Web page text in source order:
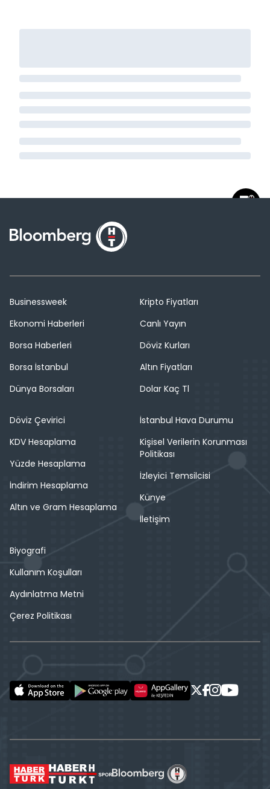
Businessweek
Ekonomi Haberleri
Borsa Haberleri
Borsa İstanbul
Dünya Borsaları
Kripto Fiyatları
Canlı Yayın
Döviz Kurları
Altın Fiyatları
Dolar Kaç Tl
Döviz Çevirici
KDV Hesaplama
Yüzde Hesaplama
İndirim Hesaplama
Altın ve Gram Hesaplama
İstanbul Hava Durumu
Kişisel Verilerin Korunması
Politikası
İzleyici Temsilcisi
Künye
İletişim
Biyografi
Kullanım Koşulları
Aydınlatma Metni
Çerez Politikası